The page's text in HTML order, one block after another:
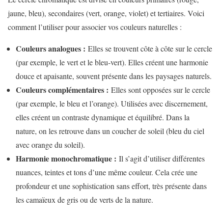
jaune, bleu), secondaires (vert, orange, violet) et tertiaires. Voici
comment l’utiliser pour associer vos couleurs naturelles :
Couleurs analogues : Elles se trouvent côte à côte sur le cercle
(par exemple, le vert et le bleu-vert). Elles créent une harmonie
douce et apaisante, souvent présente dans les paysages naturels.
Couleurs complémentaires : Elles sont opposées sur le cercle
(par exemple, le bleu et l’orange). Utilisées avec discernement,
elles créent un contraste dynamique et équilibré. Dans la
nature, on les retrouve dans un coucher de soleil (bleu du ciel
avec orange du soleil).
Harmonie monochromatique : Il s’agit d’utiliser différentes
nuances, teintes et tons d’une même couleur. Cela crée une
profondeur et une sophistication sans effort, très présente dans
les camaïeux de gris ou de verts de la nature.